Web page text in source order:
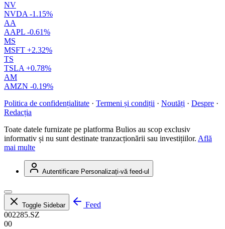
NV
NVDA -1.15%
AA
AAPL -0.61%
MS
MSFT +2.32%
TS
TSLA +0.78%
AM
AMZN -0.19%
Politica de confidențialitate · Termeni și condiții · Noutăți · Despre ·
Redacția
Toate datele furnizate pe platforma Bulios au scop exclusiv
informativ și nu sunt destinate tranzacționării sau investițiilor. Află
mai multe
Autentificare Personalizați-vă feed-ul
Toggle Sidebar
Feed
002285.SZ
00